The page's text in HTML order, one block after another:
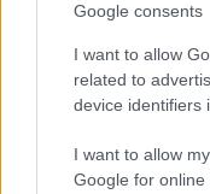
Google consents
I want to allow
related to
device identifiers
I want to allow
Google for online
a